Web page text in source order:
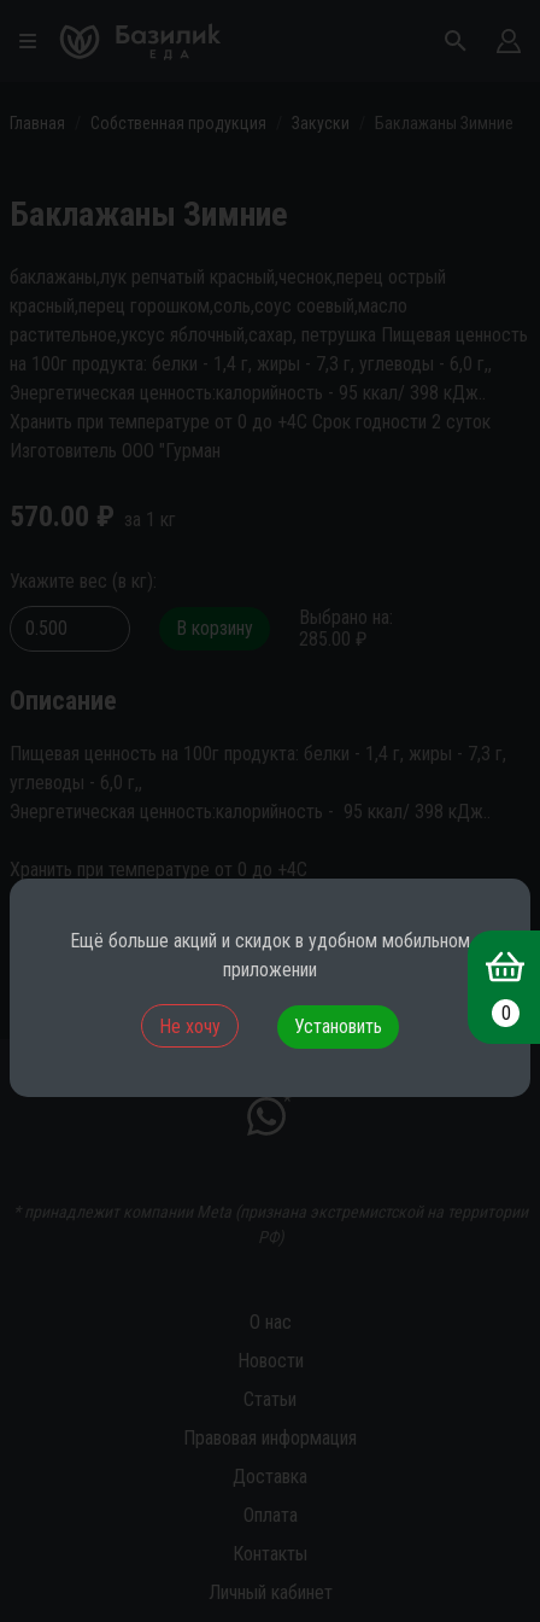
Главная Собственная продукция Закуски Баклажаны Зимние
Баклажаны Зимние
баклажаны,лук репчатый красный,чеснок,перец острый
красный,перец горошком,соль,соус соевый,масло
растительное,уксус яблочный,сахар, петрушка Пищевая ценность
на 100г продукта: белки - 1,4 г, жиры - 7,3 г, углеводы - 6,0 г,,
Энергетическая ценность:калорийность - 95 ккал/ 398 кДж..
Хранить при температуре от 0 до +4С Срок годности 2 суток
Изготовитель ООО "Гурман
570.00 ₽ за 1 кг
Укажите вес (в кг):
В корзину Выбрано на:
285.00 ₽
Описание
Пищевая ценность на 100г продукта: белки - 1,4 г, жиры - 7,3 г,
углеводы - 6,0 г,,
Энергетическая ценность:калорийность -  95 ккал/ 398 кДж..
Хранить при температуре от 0 до +4С
Срок годности 2 суток
Изготовитель ООО "Гурман
*
* принадлежит компании Meta (признана экстремистской на территории
РФ)
О нас
Новости
Статьи
Правовая информация
Доставка
Оплата
Контакты
Личный кабинет
0
Ещё больше акций и скидок в удобном мобильном
приложении
Не хочу Установить